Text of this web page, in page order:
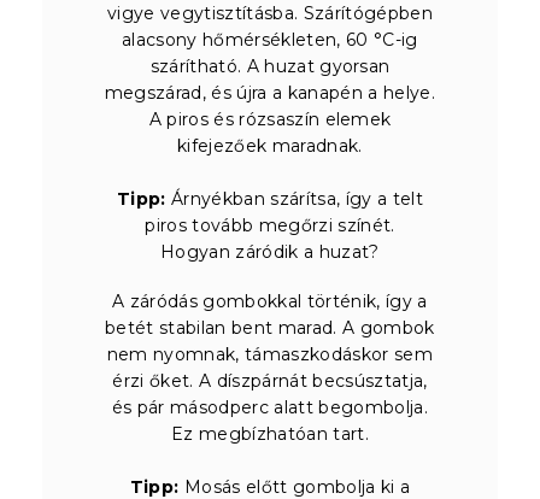
vigye vegytisztításba. Szárítógépben
alacsony hőmérsékleten, 60 °C-ig
szárítható. A huzat gyorsan
megszárad, és újra a kanapén a helye.
A piros és rózsaszín elemek
kifejezőek maradnak.
Tipp: Árnyékban szárítsa, így a telt
piros tovább megőrzi színét.
Hogyan záródik a huzat?
A záródás gombokkal történik, így a
betét stabilan bent marad. A gombok
nem nyomnak, támaszkodáskor sem
érzi őket. A díszpárnát becsúsztatja,
és pár másodperc alatt begombolja.
Ez megbízhatóan tart.
Tipp: Mosás előtt gombolja ki a